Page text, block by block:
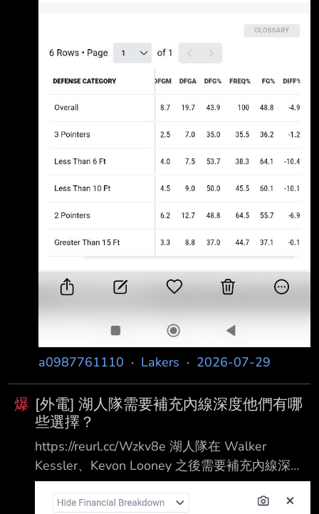
a0987761110 · Lakers · 2026-07-29
爆 [外電] 湖人隊需要補充內線深度他們有哪
些選擇？
https://reurl.cc/Wzkv8e 湖人隊在 Walker
Kessler、Kevon Looney 之後需要補充內線深
度。他們有哪些選擇？ Dan Woike Walker
Kessler 絕不是第一位發布這類影片的 NBA 球